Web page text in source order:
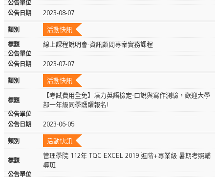
2023-08-07
活動快訊
線上課程說明會-資訊顧問專案實務課程
2023-07-07
活動快訊
【考試費用全免】培力英語檢定-口說與寫作測驗，歡迎大學
部一年級同學踴躍報名!
2023-06-05
活動快訊
管理學院 112年 TQC EXCEL 2019 進階+專業級 暑期考照輔
導班